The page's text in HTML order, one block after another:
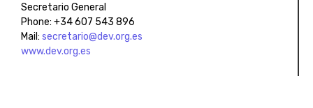
Secretario General
Phone: +34 607 543 896
Mail: secretario@dev.org.es
www.dev.org.es